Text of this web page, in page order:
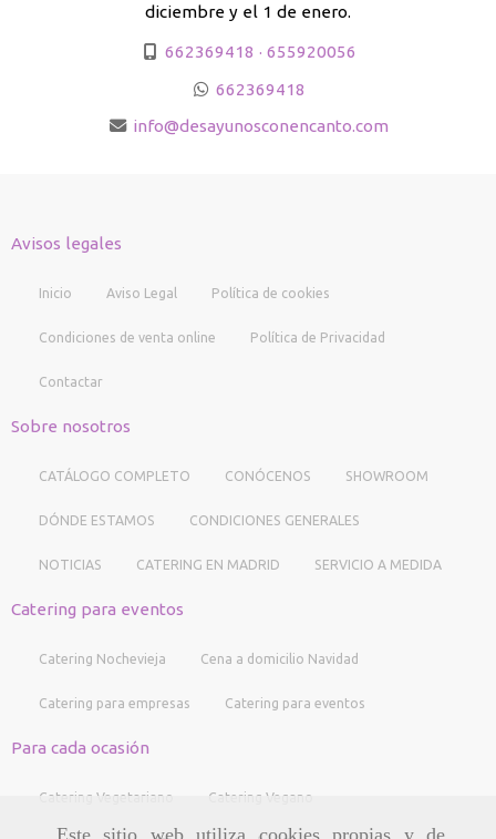
diciembre y el 1 de enero.
662369418 · 655920056
662369418
info
desayunosconencanto.com
Avisos legales
Inicio Aviso Legal Política de cookies
Condiciones de venta online Política de Privacidad
Contactar
Sobre nosotros
CATÁLOGO COMPLETO CONÓCENOS SHOWROOM
DÓNDE ESTAMOS CONDICIONES GENERALES
NOTICIAS CATERING EN MADRID SERVICIO A MEDIDA
Catering para eventos
Catering Nochevieja Cena a domicilio Navidad
Catering para empresas Catering para eventos
Para cada ocasión
Catering Vegetariano Catering Vegano